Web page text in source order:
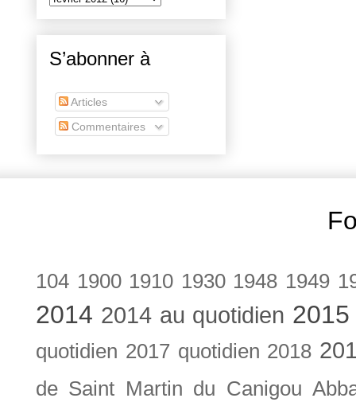
S’abonner à
Articles
Commentaires
104 1900 1910 1930 1948 1949
2014 2014 au quotidien
quotidien 2017 quotidien 2018
de Saint Martin du Canigou